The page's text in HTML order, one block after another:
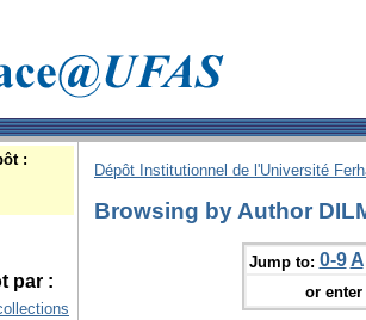
:
par :
Dépôt Institutionnel de l'Université
Browsing by Author
Jump to: 0-9 A
or